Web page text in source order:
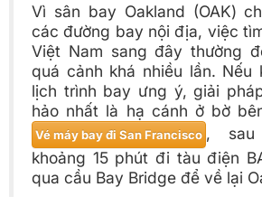
Vì sân bay Oakland (OAK)
các đường bay nội địa, việc
Việt Nam sang đây thường
quá cảnh khá nhiều lần. Nếu
lịch trình bay ưng ý, giải
hảo nhất là hạ cánh ở bờ
Vé máy bay đi San Francisco ,
khoảng 15 phút đi tàu điện
qua cầu Bay Bridge để về lại